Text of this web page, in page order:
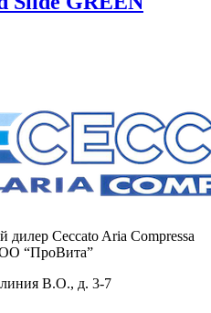
Ceccato Aria Compressa
“ПроВита”
линия В.О., д. 3-7